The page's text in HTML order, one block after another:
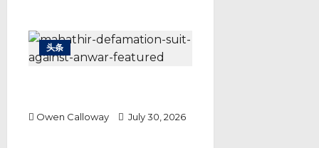
头条
Owen Calloway July 30, 2026